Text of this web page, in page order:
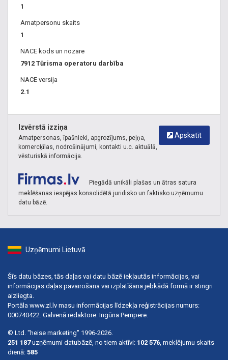
1
Amatpersonu skaits
1
NACE kods un nozare
7912 Tūrisma operatoru darbība
NACE versija
2.1
Apskatīt
Izvērstā izziņa
Amatpersonas, īpašnieki, apgrozījums, peļņa,
komercķīlas, nodrošinājumi, kontakti u.c. aktuālā,
vēsturiskā informācija.
Piegādā unikāli plašas un ātras satura
meklēšanas iespējas konsolidētā juridisko un faktisko uzņēmumu
datu bāzē.
Uzņēmumi Lietuvā
Šīs datu bāzes, tās daļas vai datu bāzē iekļautās informācijas, vai
informācijas daļas pavairošana vai izplatīšana jebkādā formā ir stingri
aizliegta.
Portāla www.zl.lv masu informācijas līdzekļa reģistrācijas numurs:
000740422. Galvenā redaktore: Ingūna Pempere.
© Ltd. "heise marketing" 1996-2026.
251 187uzņēmumi datubāzē, no tiem aktīvi: 102 576, meklējumu skaits
dienā: 585